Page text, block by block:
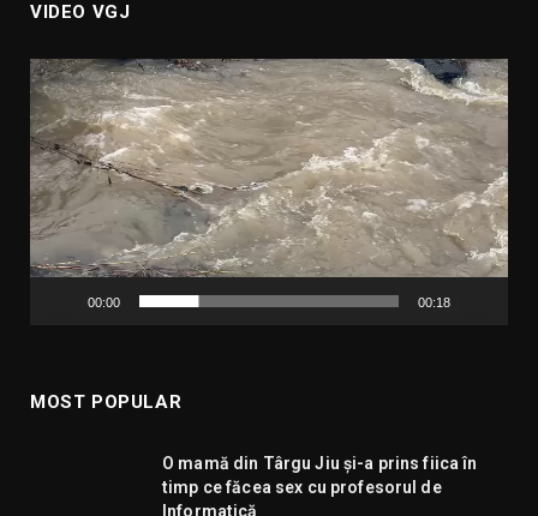
VIDEO VGJ
Player
video
00:00 00:18
MOST POPULAR
O mamă din Târgu Jiu și-a prins fiica în
timp ce făcea sex cu profesorul de
Informatică